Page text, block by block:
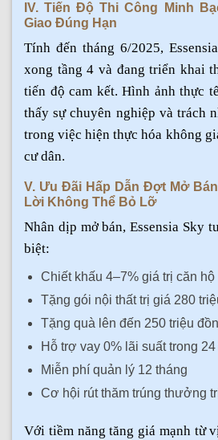
IV. Tiến Độ Thi Công Minh
Giao Đúng Hạn
Tính đến tháng 6/2025,
xong tầng 4 và đang triển khai
tiến độ cam kết. Hình ảnh thực
thấy sự chuyên nghiệp và trách
trong việc hiện thực hóa không
cư dân.
V. Ưu Đãi Hấp Dẫn Đợt Mở
Lời Không Thể Bỏ Lỡ
Nhân dịp mở bán, Essensia Sky
biệt:
Chiết khấu 4–7% giá trị căn hộ
Tặng gói nội thất trị giá 280
Tặng quà lên đến 250 triệu
Hỗ trợ vay 0% lãi suất trong 24
Miễn phí quản lý 12 tháng
Cơ hội rút thăm trúng thưởng
Với tiềm năng tăng giá mạnh từ